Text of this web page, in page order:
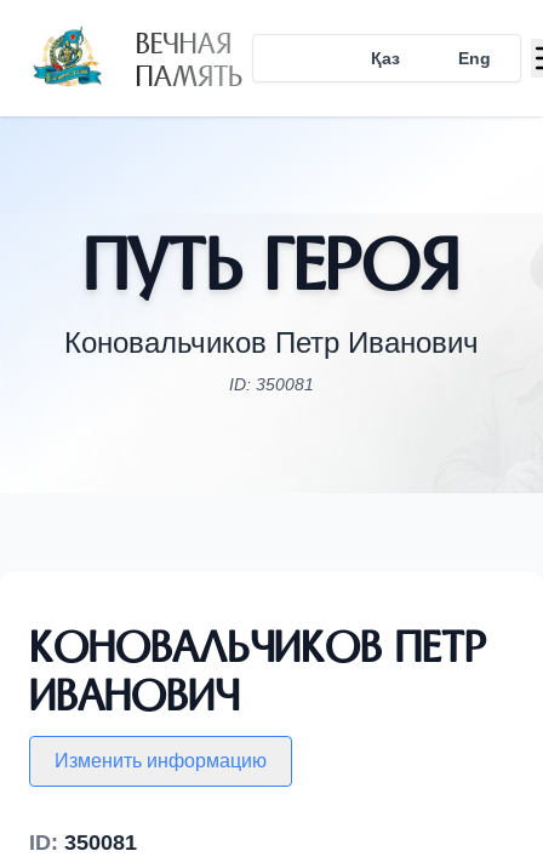
ВЕЧНАЯ
ПАМЯТЬ Қаз Eng
Путь Героя
Коновальчиков Петр Иванович
ID: 350081
Коновальчиков Петр
Иванович
Изменить информацию
ID: 350081